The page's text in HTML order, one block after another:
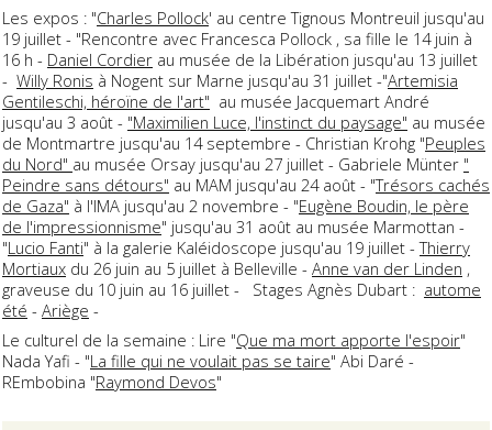
Les expos : "Charles Pollock' au centre Tignous Montreuil jusqu'au
19 juillet - "Rencontre avec Francesca Pollock , sa fille le 14 juin à
16 h - Daniel Cordier au musée de la Libération jusqu'au 13 juillet
- Willy Ronis à Nogent sur Marne jusqu'au 31 juillet -"Artemisia
Gentileschi, héroïne de l'art" au musée Jacquemart André
jusqu'au 3 août - "Maximilien Luce, l'instinct du paysage" au musée
de Montmartre jusqu'au 14 septembre - Christian Krohg "Peuples
du Nord" au musée Orsay jusqu'au 27 juillet - Gabriele Münter "
Peindre sans détours" au MAM jusqu'au 24 août - "Trésors cachés
de Gaza" à l'IMA jusqu'au 2 novembre - "Eugène Boudin, le père
de l'impressionnisme" jusqu'au 31 août au musée Marmottan -
"Lucio Fanti" à la galerie Kaléidoscope jusqu'au 19 juillet -Thierry
Mortiaux du 26 juin au 5 juillet à Belleville - Anne van der Linden ,
graveuse du 10 juin au 16 juillet - Stages Agnès Dubart : autome
été - Ariège -
Le culturel de la semaine : Lire "Que ma mort apporte l'espoir"
Nada Yafi - "La fille qui ne voulait pas se taire" Abi Daré -
REmbobina "Raymond Devos"